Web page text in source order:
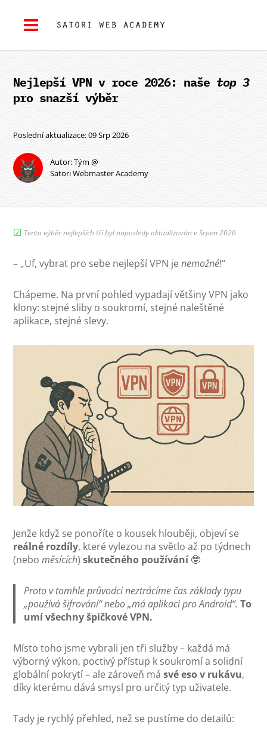
Nejlepší VPN v roce 2026: naše top 3
pro snazší výběr
Poslední aktualizace: 09 Srp 2026
Autor: Tým @
Satori Webmaster Academy
☑︎ Tento výběr nejlepších tří byl naposledy aktualizován v Srpen 2026
– „Uf, vybrat pro sebe nejlepší VPN jenemožné!“
Chápeme. Na první pohled vypadají většiny VPN jako
klony: stejné sliby o soukromí, stejné naleštěné
aplikace, stejné slevy.
Jenže když se ponoříte o kousek hlouběji, objeví se
reálné rozdíly, které vylezou na světlo až po týdnech
(neboměsících)skutečného používání🤓
Proto v tomhle průvodci neztrácíme čas základy typu
„používá šifrování“ nebo „má aplikaci pro Android“.To
umí všechny špičkové VPN.
Místo toho jsme vybrali jen tři služby – každá má
výborný výkon, poctivý přístup k soukromí a solidní
globální pokrytí – ale zároveň másvé eso v rukávu,
díky kterému dává smysl pro určitý typ uživatele.
Tady je rychlý přehled, než se pustíme do detailů: